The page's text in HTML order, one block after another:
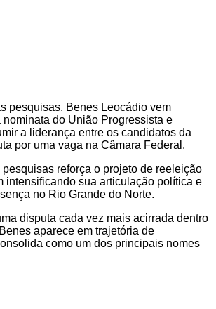
pesquisas, Benes Leocádio vem
do União Progressista e
a liderança entre os candidatos da
por uma vaga na Câmara Federal.
reforça o projeto de reeleição
intensificando sua articulação política e
no Rio Grande do Norte.
disputa cada vez mais acirrada dentro
aparece em trajetória de
como um dos principais nomes